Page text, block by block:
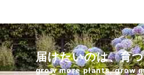
届けたいのは、育
grow more plants, grow